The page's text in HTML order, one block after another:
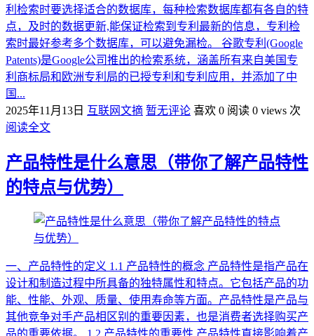
利检索时要选择适合的数据库，每种检索数据库都有各自的特
点，及时的数据更新,能保证检索到专利最新的信息，专利检
索时最好参考多个数据库，可以避免漏检。 谷歌专利(Google
Patents)是Google公司推出的检索系统，涵盖所有来自美国专
利商标局和欧洲专利局的已授专利和专利应用，并添加了中
国...
2025年11月13日 互联网文摘 暂无评论 喜欢 0 阅读 0 views 次
阅读全文
产品特性是什么意思（带你了解产品特性
的特点与优势）
一、产品特性的定义 1.1 产品特性的概念 产品特性是指产品在
设计和制造过程中所具备的独特属性和特点。它包括产品的功
能、性能、外观、质量、使用寿命等方面。产品特性是产品与
其他竞争对手产品相区别的重要因素，也是消费者选择购买产
品的重要依据。 1.2 产品特性的重要性 产品特性直接影响着产